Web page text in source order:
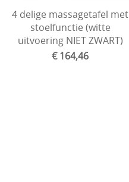
Beauty
4 delige massagetafel met
stoelfunctie (witte
uitvoering NIET ZWART)
€ 164,46